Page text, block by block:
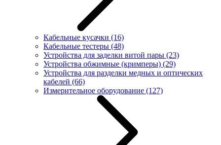
Кабельные кусачки (16)
Кабельные тестеры (48)
Устройства для заделки витой пары (23)
Устройства обжимные (кримперы) (29)
Устройства для разделки медных и оптических
кабелей (66)
Измерительное оборудование (127)